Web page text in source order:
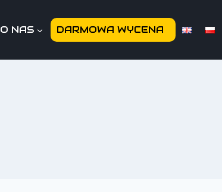
O NAS DARMOWA WYCENA